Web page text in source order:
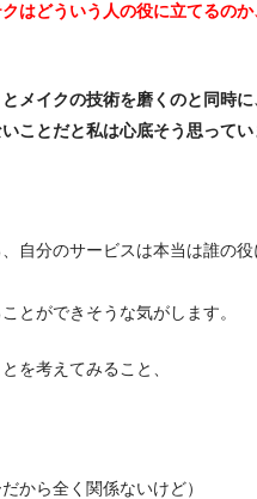
はどういう人の役に立てるの
メイクの技術を磨くのと同時
ことだと私は心底そう思ってい
自分のサービスは本当は誰の
とができそうな気がします。
を考えてみること、
から全く関係ないけど）